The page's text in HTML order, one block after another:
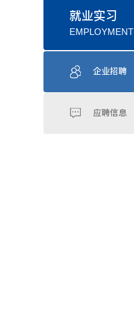
就业实习
EMPLOYMENT
企业招聘
应聘信息